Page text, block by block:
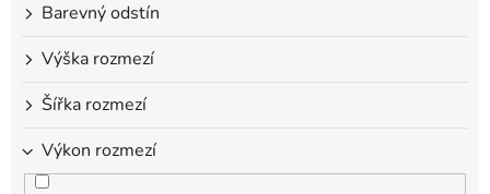
Barevný odstín
Výška rozmezí
Šířka rozmezí
Výkon rozmezí